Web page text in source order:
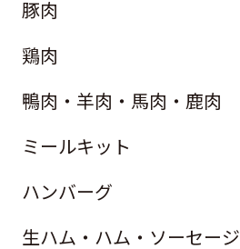
豚肉
鶏肉
鴨肉・羊肉・馬肉・鹿肉
ミールキット
ハンバーグ
生ハム・ハム・ソーセージ